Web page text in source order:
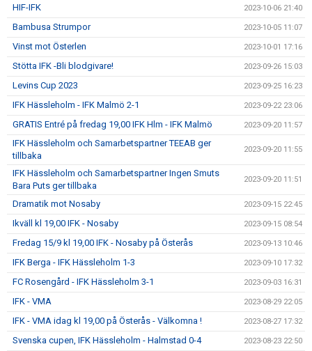
HIF-IFK 2023-10-06 21:40
Bambusa Strumpor 2023-10-05 11:07
Vinst mot Österlen 2023-10-01 17:16
Stötta IFK -Bli blodgivare! 2023-09-26 15:03
Levins Cup 2023 2023-09-25 16:23
IFK Hässleholm - IFK Malmö 2-1 2023-09-22 23:06
GRATIS Entré på fredag 19,00 IFK Hlm - IFK Malmö 2023-09-20 11:57
IFK Hässleholm och Samarbetspartner TEEAB ger
tillbaka
2023-09-20 11:55
IFK Hässleholm och Samarbetspartner Ingen Smuts
Bara Puts ger tillbaka
2023-09-20 11:51
Dramatik mot Nosaby 2023-09-15 22:45
Ikväll kl 19,00 IFK - Nosaby 2023-09-15 08:54
Fredag 15/9 kl 19,00 IFK - Nosaby på Österås 2023-09-13 10:46
IFK Berga - IFK Hässleholm 1-3 2023-09-10 17:32
FC Rosengård - IFK Hässleholm 3-1 2023-09-03 16:31
IFK - VMA 2023-08-29 22:05
IFK - VMA idag kl 19,00 på Österås - Välkomna ! 2023-08-27 17:32
Svenska cupen, IFK Hässleholm - Halmstad 0-4 2023-08-23 22:50